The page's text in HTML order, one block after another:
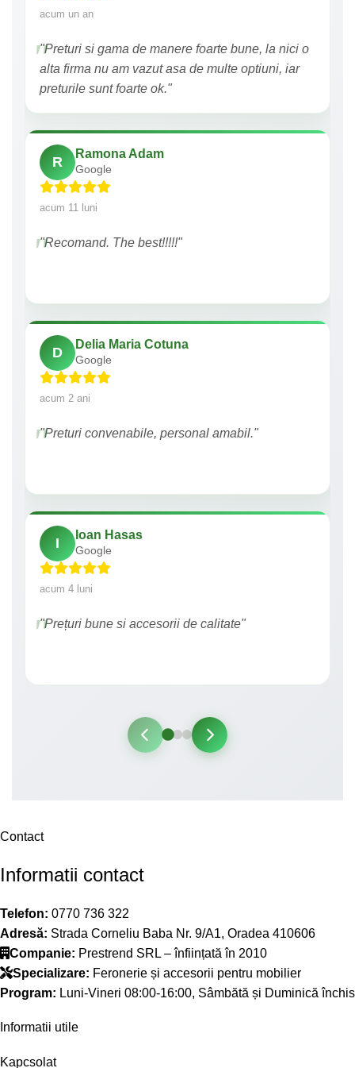
acum un an
"Preturi si gama de manere foarte bune, la nici o
alta firma nu am vazut asa de multe optiuni, iar
preturile sunt foarte ok."
R
Ramona Adam
Google
acum 11 luni
"Recomand. The best!!!!!"
D
Delia Maria Cotuna
Google
acum 2 ani
"Preturi convenabile, personal amabil."
I
Ioan Hasas
Google
acum 4 luni
"Prețuri bune si accesorii de calitate"
Contact
Informatii contact
Telefon: 0770 736 322
Adresă: Strada Corneliu Baba Nr. 9/A1, Oradea 410606
Companie: Prestrend SRL – înființată în 2010
Specializare: Feronerie și accesorii pentru mobilier
Program: Luni-Vineri 08:00-16:00, Sâmbătă și Duminică închis
Informatii utile
Kapcsolat